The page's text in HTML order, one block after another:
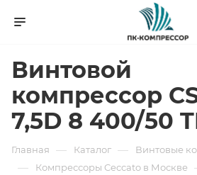
Винтовой
компрессор
7,5D 8 400/50
Главная — Каталог — Винтовые
— Компрессоры Ceccato в Москве